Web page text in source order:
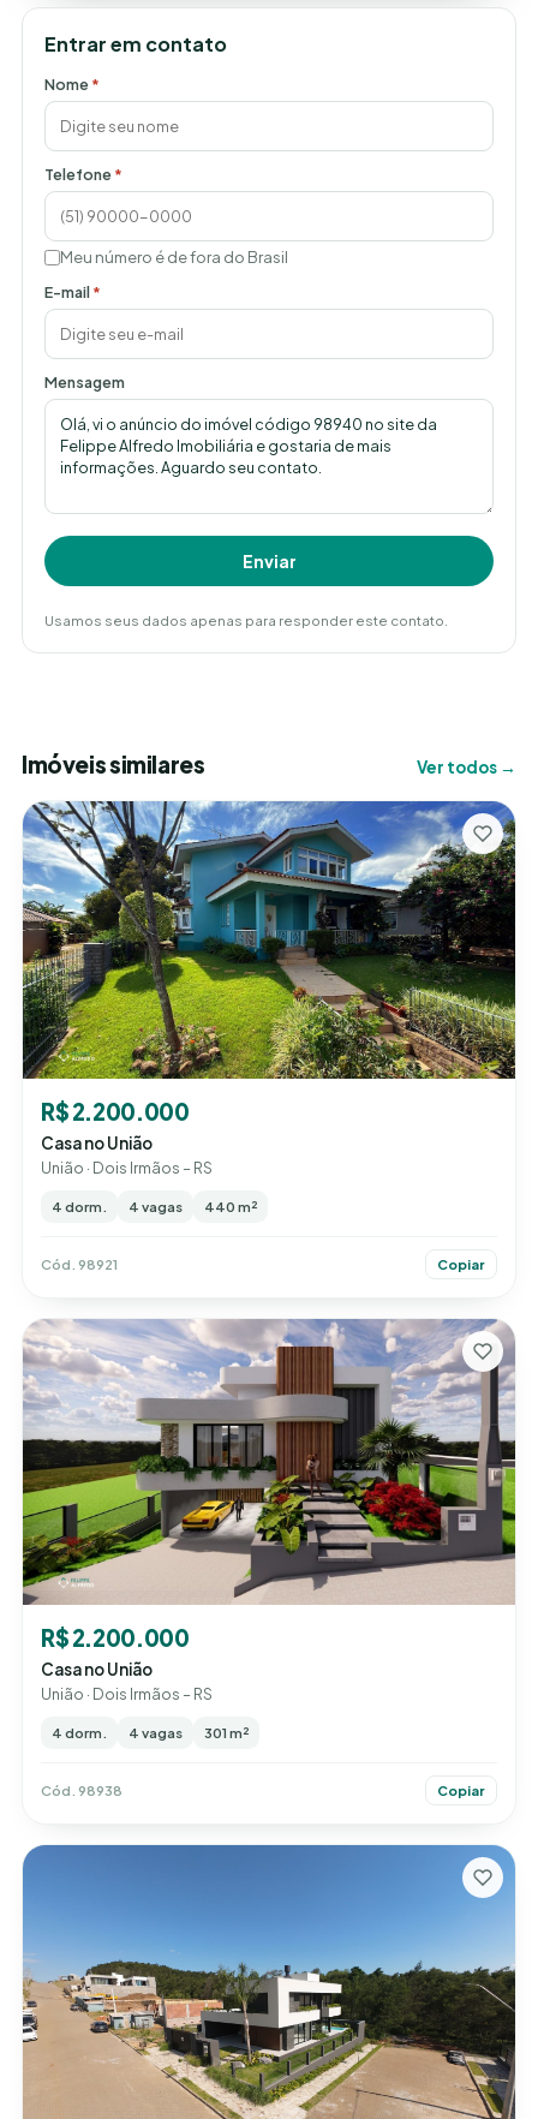
Entrar em contato
Nome*
Telefone*
Meu número é de fora do Brasil
E-mail*
Mensagem
Enviar
Usamos seus dados apenas para responder este contato.
Imóveis similares Ver todos →
R$ 2.200.000
Casa no União
União · Dois Irmãos – RS
4 dorm. 4 vagas 440 m²
Cód. 98921 Copiar
R$ 2.200.000
Casa no União
União · Dois Irmãos – RS
4 dorm. 4 vagas 301 m²
Cód. 98938 Copiar